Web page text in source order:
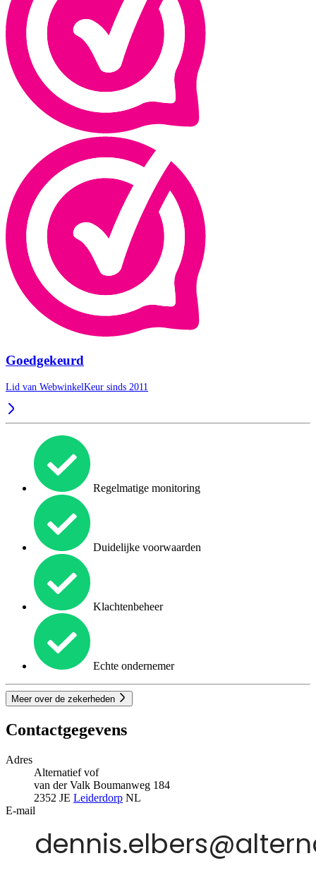
Goedgekeurd
Lid van WebwinkelKeur sinds 2011
Regelmatige monitoring
Duidelijke voorwaarden
Klachtenbeheer
Echte ondernemer
Meer over de zekerheden
Contactgegevens
Adres
Alternatief vof
van der Valk Boumanweg 184
2352 JE Leiderdorp NL
E-mail